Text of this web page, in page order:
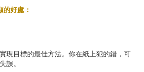
好處：
現目標的最佳方法。你在紙上犯的錯，可
誤。